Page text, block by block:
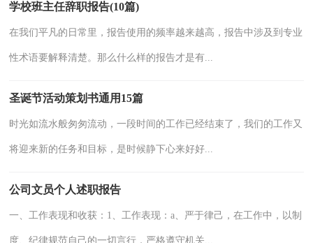
学校班主任辞职报告(10篇)
在我们平凡的日常里，报告使用的频率越来越高，报告中涉及到专业
性术语要解释清楚。那么什么样的报告才是有...
圣诞节活动策划书通用15篇
时光如流水般匆匆流动，一段时间的工作已经结束了，我们的工作又
将迎来新的任务和目标，是时候静下心来好好...
公司文员个人述职报告
一、工作表现和收获：1、工作表现：a、严于律己，在工作中，以制
度、纪律规范自己的一切言行，严格遵守机关...